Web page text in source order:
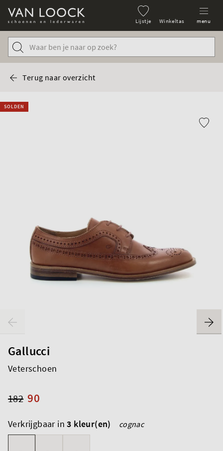
Lijstje Winkeltas menu
Terug naar overzicht
SOLDEN
Gallucci
Veterschoen
90
182
Verkrijgbaar in3 kleur(en) cognac